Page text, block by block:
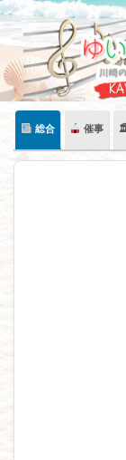
Skip
content
総合 催事